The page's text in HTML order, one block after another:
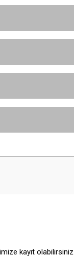
öneri formunu
kayıt olabilirsiniz.